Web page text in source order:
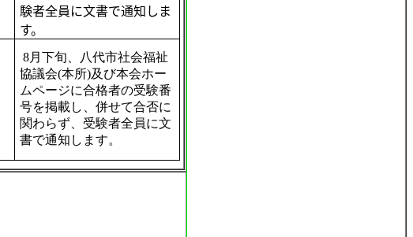
験者全員に文書で通知しま
す。
8月下旬、八代市社会福祉
協議会(本所)及び本会ホー
ムページに合格者の受験番
号を掲載し、併せて合否に
関わらず、受験者全員に文
書で通知します。